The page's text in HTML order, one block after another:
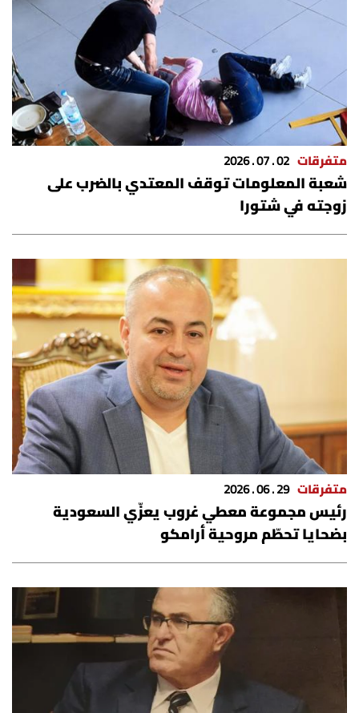
متفرقات 02 . 07 . 2026
شعبة المعلومات توقف المعتدي بالضرب على
زوجته في شتورا
متفرقات 29 . 06 . 2026
رئيس مجموعة معطي غروب يعزّي السعودية
بضحايا تحطّم مروحية أرامكو